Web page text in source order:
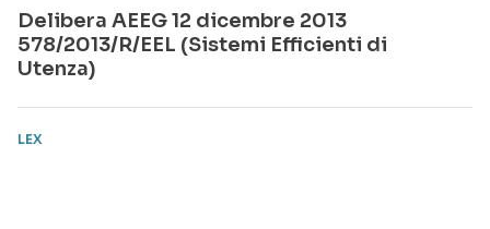
Delibera AEEG 12 dicembre 2013
578/2013/R/EEL (Sistemi Efficienti di
Utenza)
LEX